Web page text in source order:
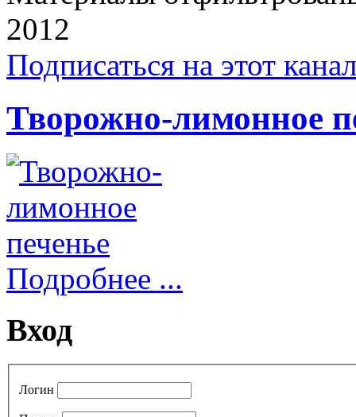
2012
Подписаться на этот
Творожно-лимонное
Подробнее ...
Вход
Логин